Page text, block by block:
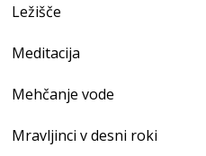
Ležišče
Meditacija
Mehčanje vode
Mravljinci v desni roki